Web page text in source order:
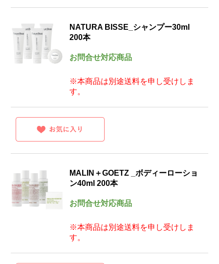
NATURA BISSE_シャンプー30ml
200本
お問合せ対応商品
※本商品は別途送料を申し受けしま
す。
MALIN＋GOETZ _ボディーローショ
ン40ml 200本
お問合せ対応商品
※本商品は別途送料を申し受けしま
す。